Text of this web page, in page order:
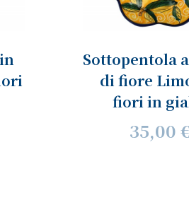
Sottopentola
di fiore
fiori in
35,00